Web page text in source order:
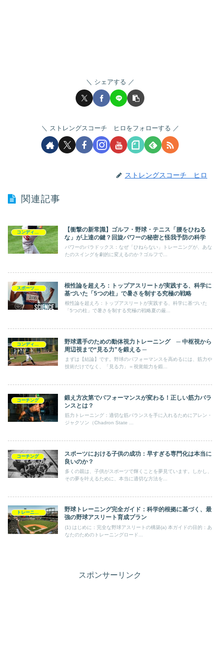
シェアする
ストレングスコーチ ヒロをフォローする
ストレングスコーチ ヒロ
関連記事
コンディショニング
【衝撃の新常識】ゴルフ・野球・テニス「腰をひねる
な」が上達の鍵？回旋パワーの秘密と怪我予防の科学
パワーのパラドックス：なぜ「ひねらない」トレーニングが、あな
たのスイングを劇的に変えるのか？ゴルフで...
根性論を超えろ：トップアスリートが実践する、科学に
基づいた「5つの柱」で暑さを制する究極の戦略
根性論を超えろ：トップアスリートが実践する、科学に基づいた
「5つの柱」で暑さを制する究極の戦略夏の厳...
野球選手のための動体視力トレーニング ─ 中枢視から
周辺視まで“見る力”を鍛える ─
まずは【結論】です。野球のパフォーマンスを高めるには、筋力や
技術だけでなく、「見る力」＝視覚能力を鍛...
コーチング
鍛え方次第でパフォーマンスが変わる！正しい筋力バラ
ンスとは？
筋力トレーニング：適切な筋バランスを手に入れるためにアレン・
ジャクソン（Chadron State ...
コーチング
スポーツにおける子供の成功：早すぎる専門化は本当に
良いのか？
多くの親は、子供がスポーツで輝くことを夢見ています。しかし、
その夢を叶えるために、本当に適切な方法を...
野球トレーニング完全ガイド：科学的根拠に基づく、最
強の野球アスリート育成プラン
(1) はじめに：完全な野球アスリートの構築(a) 本ガイドの目的：あ
なたのためのトレーニングロード...
スポンサーリンク